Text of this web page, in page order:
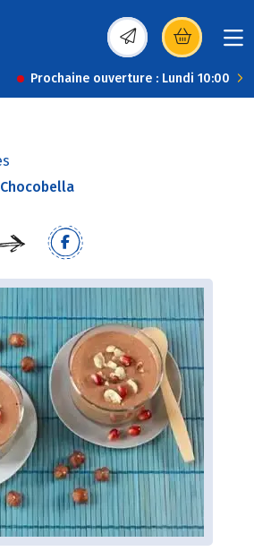
(s’ouvre dans une
Prochaine ouverture : Lundi 10:00